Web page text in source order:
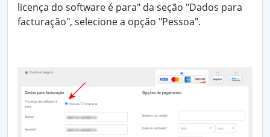
licença do software é para" da seção "Dados para
facturação", selecione a opção "Pessoa".